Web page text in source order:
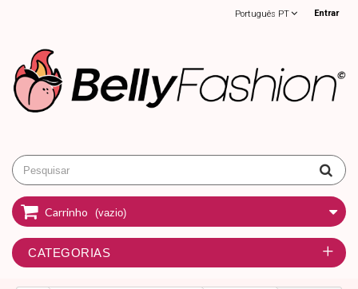
Entrar
Português PT
Carrinho (vazio)
CATEGORIAS